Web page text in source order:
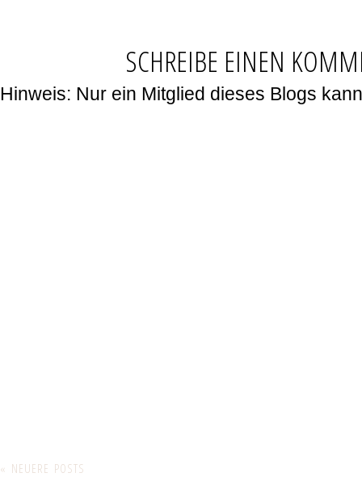
SCHREIBE EINEN
Hinweis: Nur ein Mitglied dieses Blogs
« NEUERE POSTS